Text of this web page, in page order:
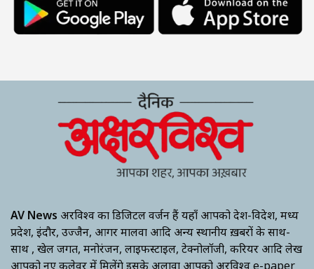
AV News अक्षरविश्व का डिजिटल वर्जन हैं यहाँ आपको देश-विदेश, मध्य
प्रदेश, इंदौर, उज्जैन, आगर मालवा आदि अन्य स्थानीय ख़बरों के साथ-
साथ , खेल जगत, मनोरंजन, लाइफस्टाइल, टेक्नोलॉजी, करियर आदि लेख
आपको नए कलेवर में मिलेंगे इसके अलावा आपको अक्षरविश्व e-paper